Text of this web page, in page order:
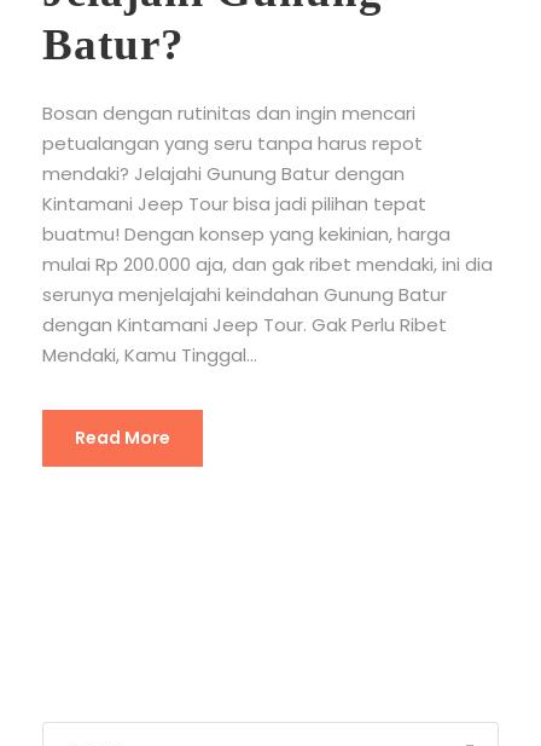
Batur?
Bosan dengan rutinitas dan ingin mencari
petualangan yang seru tanpa harus repot
mendaki? Jelajahi Gunung Batur dengan
Kintamani Jeep Tour bisa jadi pilihan tepat
buatmu! Dengan konsep yang kekinian, harga
mulai Rp 200.000 aja, dan gak ribet mendaki, ini dia
serunya menjelajahi keindahan Gunung Batur
dengan Kintamani Jeep Tour. Gak Perlu Ribet
Mendaki, Kamu Tinggal...
Read More